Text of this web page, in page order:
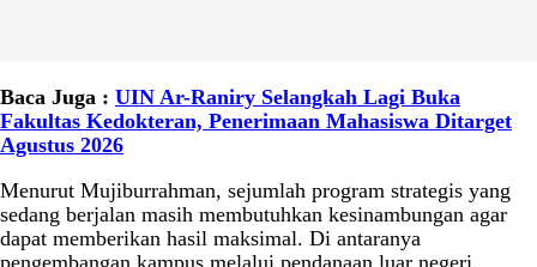
Baca Juga : UIN Ar-Raniry Selangkah Lagi Buka
Fakultas Kedokteran, Penerimaan Mahasiswa Ditarget
Agustus 2026
Menurut Mujiburrahman, sejumlah program strategis yang
sedang berjalan masih membutuhkan kesinambungan agar
dapat memberikan hasil maksimal. Di antaranya
pengembangan kampus melalui pendanaan luar negeri